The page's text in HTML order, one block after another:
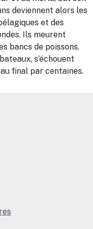
deviennent alors les
et des
Ils meurent
bancs de poissons.
s’échouent
final par centaines.